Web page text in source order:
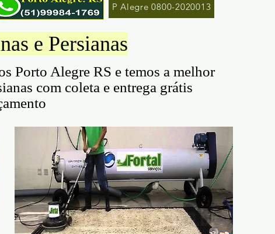
P Alegre 0800-2020013
e Persianas
Porto Alegre RS e temos a melhor
com coleta e entrega grátis